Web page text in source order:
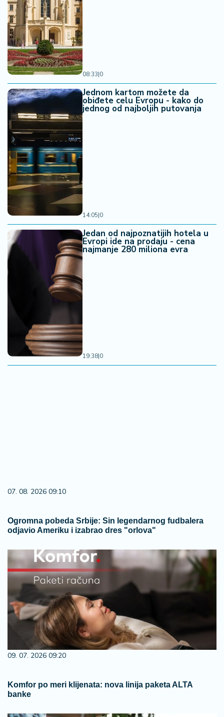
08:33|0
Jednom kartom možete da
obiđete celu Evropu - kako do
jednog od najboljih putovanja
14:05|0
Jedan od najpoznatijih hotela u
Evropi ide na prodaju - cena
najmanje 280 miliona evra
19:38|0
07. 08. 2026 09:10
Ogromna pobeda Srbije: Sin legendarnog fudbalera
odjavio Ameriku i izabrao dres "orlova"
09. 07. 2026 09:20
Komfor po meri klijenata: nova linija paketa ALTA
banke